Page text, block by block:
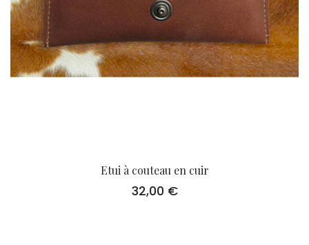
Etui à couteau en cuir
32,00 €